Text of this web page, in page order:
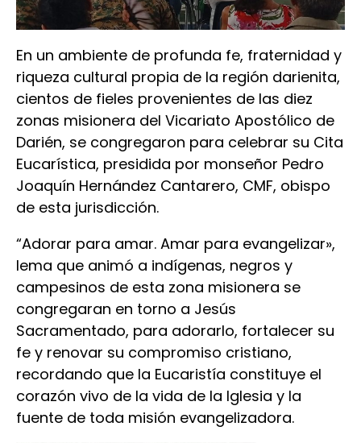
En un ambiente de profunda fe, fraternidad y
riqueza cultural propia de la región darienita,
cientos de fieles provenientes de las diez
zonas misionera del Vicariato Apostólico de
Darién, se congregaron para celebrar su Cita
Eucarística, presidida por monseñor Pedro
Joaquín Hernández Cantarero, CMF, obispo
de esta jurisdicción.
“Adorar para amar. Amar para evangelizar»,
lema que animó a indígenas, negros y
campesinos de esta zona misionera se
congregaran en torno a Jesús
Sacramentado, para adorarlo, fortalecer su
fe y renovar su compromiso cristiano,
recordando que la Eucaristía constituye el
corazón vivo de la vida de la Iglesia y la
fuente de toda misión evangelizadora.